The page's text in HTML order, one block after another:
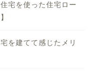
宅を使った住宅ロー
を建てて感じたメリ